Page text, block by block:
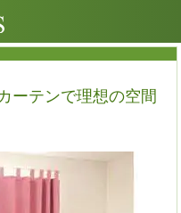
ーテンで理想の空間